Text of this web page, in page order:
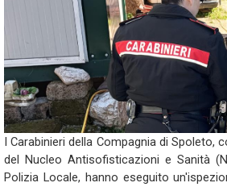
I Carabinieri della Compagnia di Spoleto,
del Nucleo Antisofisticazioni e Sanità
Polizia Locale, hanno eseguito